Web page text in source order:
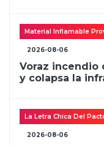
Material Inflamable
2026-08-06
Voraz incendio
y colapsa la
La Letra Chica Del
2026-08-06